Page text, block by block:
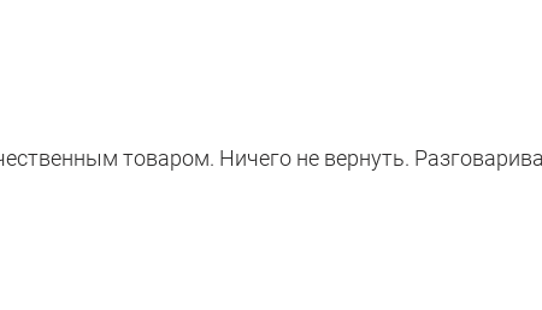
товаром. Ничего не вернуть.